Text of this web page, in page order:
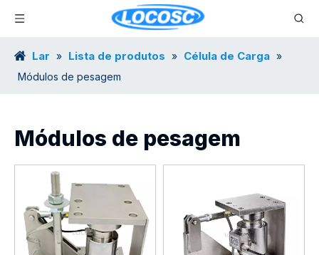
Lar » Lista de produtos » Célula de Carga »
Módulos de pesagem
Módulos de pesagem